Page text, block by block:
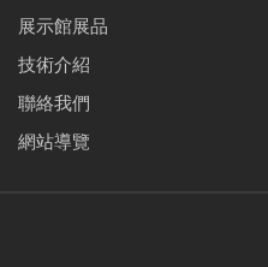
展示館展品
技術介紹
聯絡我們
網站導覽